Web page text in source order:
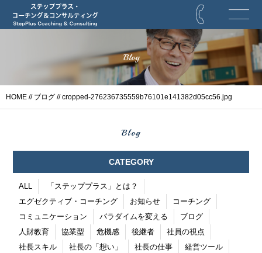
Blog
HOME // ブログ // cropped-276236735559b76101e141382d05cc56.jpg
Blog
CATEGORY
ALL
「ステッププラス」とは？
エグゼクティブ・コーチング
お知らせ
コーチング
コミュニケーション
パラダイムを変える
ブログ
人財教育
協業型 危機感 後継者
社員の視点
社長スキル
社長の「想い」 社長の仕事
経営ツール